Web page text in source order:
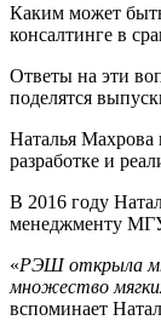
Каким может
консалтинге в
Ответы на эти
поделятся
Наталья Махрова
разработке и
В 2016 году
менеджменту
«РЭШ открыла
множество
вспоминает